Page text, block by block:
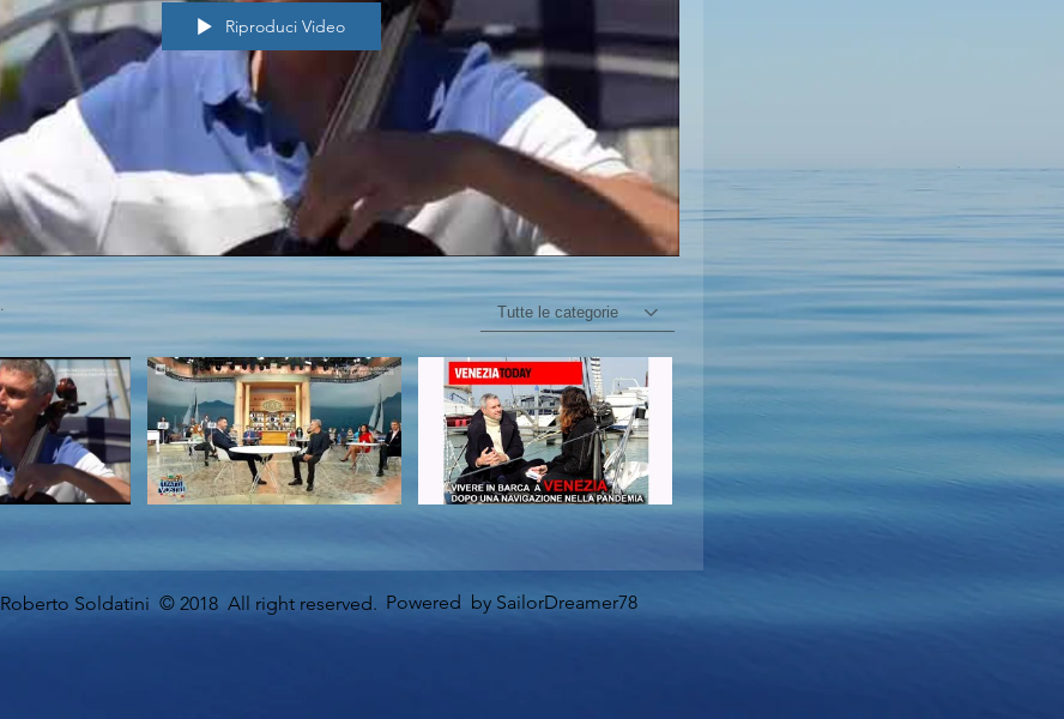
Riproduci Video
Tutte le categorie
Roberto Soldatini © 2018 All right reserved. Powered by SailorDreamer78